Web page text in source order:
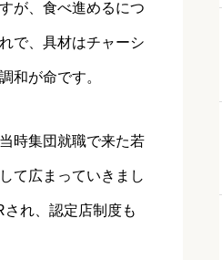
が、食べ進めるにつ
で、具材はチャーシ
和が命です。
時集団就職で来た若
て広まっていきまし
れ、認定店制度も